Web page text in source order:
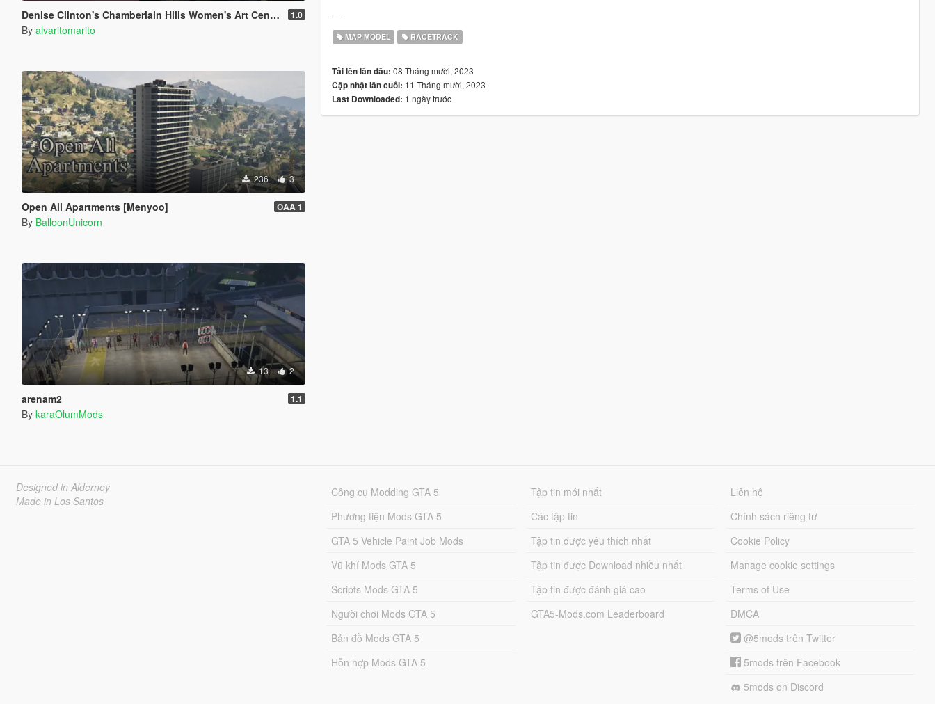
Denise Clinton's Chamberlain Hills Women's Art Center 1.0
By alvaritomarito
236 3
Open All Apartments [Menyoo] OAA 1
By BalloonUnicorn
13 2
arenam2 1.1
By karaOlumMods
MAP MODEL RACETRACK
Tải lên lần đầu: 08 Tháng mười, 2023
Cập nhật lần cuối: 11 Tháng mười, 2023
Last Downloaded: 1 ngày trước
Designed in Alderney
Made in Los Santos
Công cụ Modding GTA 5
Phương tiện Mods GTA 5
GTA 5 Vehicle Paint Job Mods
Vũ khí Mods GTA 5
Scripts Mods GTA 5
Người chơi Mods GTA 5
Bản đồ Mods GTA 5
Hỗn hợp Mods GTA 5
Tập tin mới nhất
Các tập tin
Tập tin được yêu thích nhất
Tập tin được Download nhiều nhất
Tập tin được đánh giá cao
GTA5-Mods.com Leaderboard
Liên hệ
Chính sách riêng tư
Cookie Policy
Manage cookie settings
Terms of Use
DMCA
@5mods trên Twitter
5mods trên Facebook
5mods on Discord